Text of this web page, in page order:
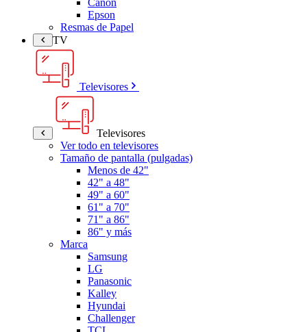
Epson
Resmas de Papel
TV
Televisores
Televisores
Ver todo en televisores
Tamaño de pantalla (pulgadas)
Menos de 42"
42" a 48"
49" a 60"
61" a 70"
71" a 86"
86" y más
Marca
Samsung
LG
Panasonic
Kalley
Hyundai
Challenger